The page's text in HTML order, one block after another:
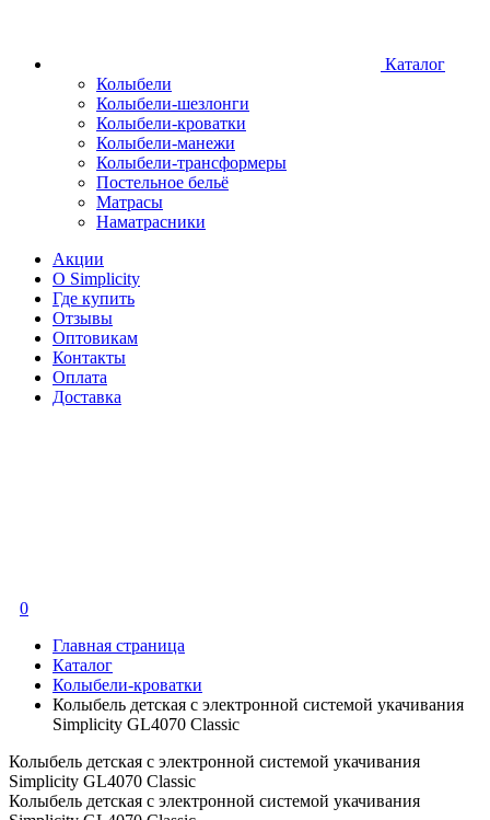
Каталог
Колыбели
Колыбели-шезлонги
Колыбели-кроватки
Колыбели-манежи
Колыбели-трансформеры
Постельное бельё
Матрасы
Наматрасники
Акции
О Simplicity
Где купить
Отзывы
Оптовикам
Контакты
Оплата
Доставка
0
Главная страница
Каталог
Колыбели-кроватки
Колыбель детская с электронной системой укачивания
Simplicity GL4070 Classic
Колыбель детская с электронной системой укачивания
Simplicity GL4070 Classic
Колыбель детская с электронной системой укачивания